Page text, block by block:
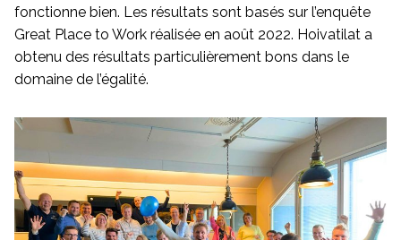
fonctionne bien. Les résultats sont basés sur l’enquête
Great Place to Work réalisée en août 2022. Hoivatilat a
obtenu des résultats particulièrement bons dans le
domaine de l’égalité.